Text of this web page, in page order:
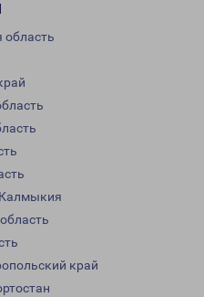
область
край